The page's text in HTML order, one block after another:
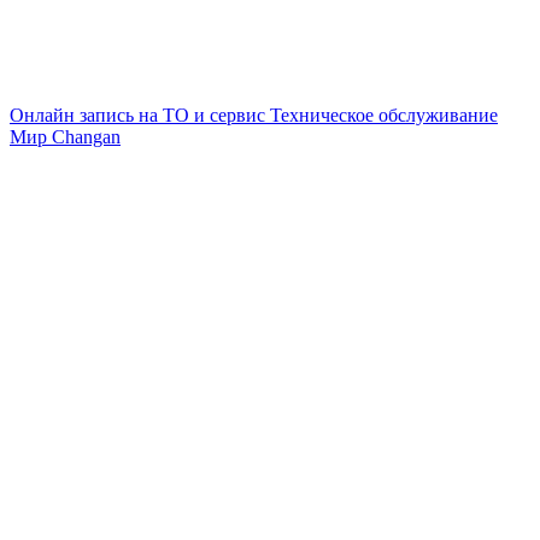
Онлайн запись на ТО и сервис Техническое обслуживание
Мир Changan